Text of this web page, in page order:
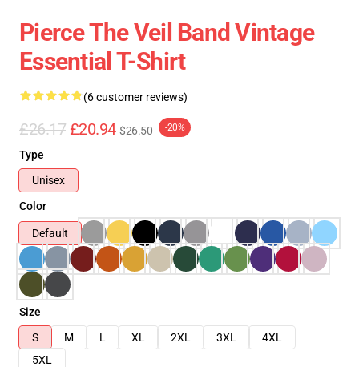
Pierce The Veil Band Vintage
Essential T-Shirt
(6 customer reviews)
£26.17 £20.94 $26.50 -20%
Type
Unisex
Color
Default
Size
S
M L XL 2XL 3XL
4XL
5XL